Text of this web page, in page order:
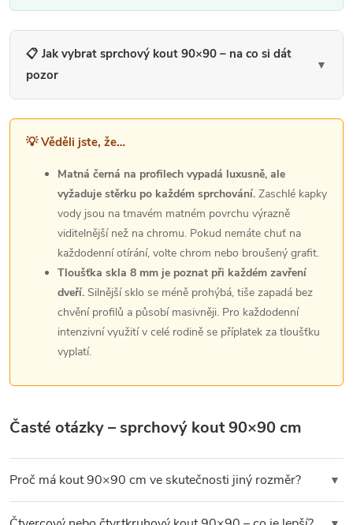
📋 Jak vybrat sprchový kout 90×90 – na co si dát
pozor
▼
💡 Věděli jste, že…
Matná černá na profilech vypadá luxusně, ale
vyžaduje stěrku po každém sprchování. Zaschlé kapky
vody jsou na tmavém matném povrchu výrazně
viditelnější než na chromu. Pokud nemáte chuť na
každodenní otírání, volte chrom nebo broušený grafit.
Tloušťka skla 8 mm je poznat při každém zavření
dveří. Silnější sklo se méně prohýbá, tiše zapadá bez
chvění profilů a působí masivněji. Pro každodenní
intenzivní využití v celé rodině se příplatek za tloušťku
vyplatí.
Časté otázky – sprchový kout 90×90 cm
Proč má kout 90×90 cm ve skutečnosti jiný rozměr? ▼